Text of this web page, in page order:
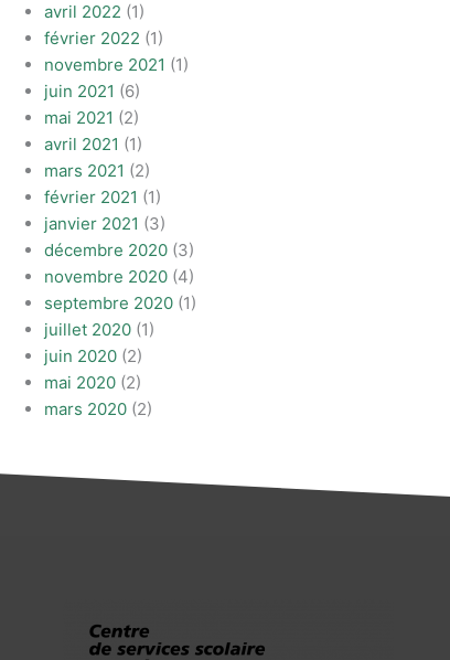
avril 2022 (1)
février 2022 (1)
novembre 2021 (1)
juin 2021 (6)
mai 2021 (2)
avril 2021 (1)
mars 2021 (2)
février 2021 (1)
janvier 2021 (3)
décembre 2020 (3)
novembre 2020 (4)
septembre 2020 (1)
juillet 2020 (1)
juin 2020 (2)
mai 2020 (2)
mars 2020 (2)